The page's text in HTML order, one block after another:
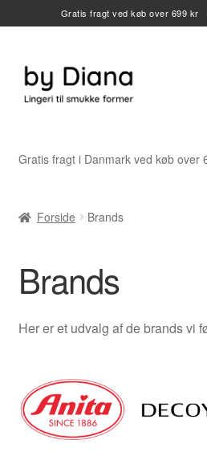
Gratis fragt ved køb over 699
Spring
Spring
Badetøj
Sport
Kontakt os
Gratis fragt i Danmark ved køb over
Forside Brands
Brands
Her er et udvalg af de brands vi